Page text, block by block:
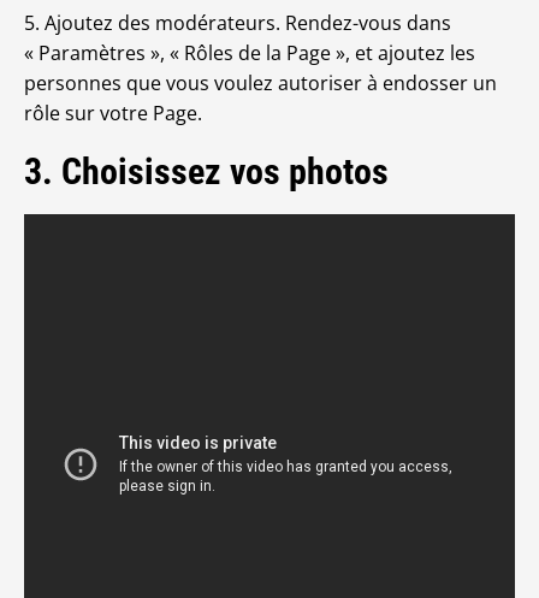
5. Ajoutez des modérateurs. Rendez-vous dans
« Paramètres », « Rôles de la Page », et ajoutez les
personnes que vous voulez autoriser à endosser un
rôle sur votre Page.
3. Choisissez vos photos